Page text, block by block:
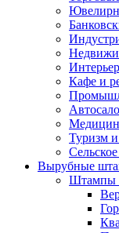
Кафе и
Туризм
Вырубные
Штампы